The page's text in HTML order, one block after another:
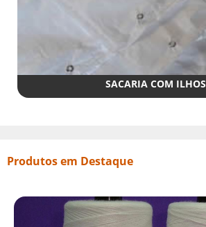
SACARIA COM ILHOS
Produtos em Destaque